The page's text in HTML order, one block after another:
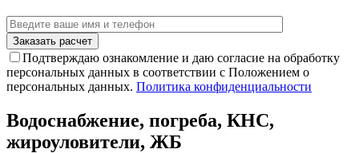
Подтверждаю ознакомление и даю согласие на обработку
персональных данных в соответствии с Положением о
персональных данных. Политика конфиденциальности
Водоснабжение, погреба, КНС,
жироуловители, ЖБ